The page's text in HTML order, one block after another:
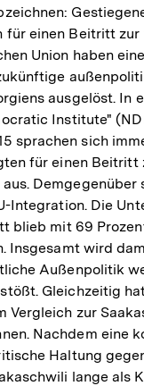
für einen Beitritt zur
Union haben
ausgelöst. In
Institute"
sprachen sich
für einen Beitritt
aus. Demgegenüber
Integration. Die
blieb mit 69
Insgesamt wird
Außenpolitik
Gleichzeitig
Vergleich zur
Nachdem eine
Haltung
lange als